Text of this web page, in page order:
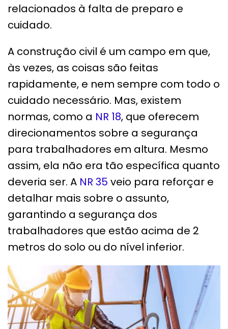
relacionados à falta de preparo e
cuidado.
A construção civil é um campo em que,
às vezes, as coisas são feitas
rapidamente, e nem sempre com todo o
cuidado necessário. Mas, existem
normas, como a NR 18, que oferecem
direcionamentos sobre a segurança
para trabalhadores em altura. Mesmo
assim, ela não era tão específica quanto
deveria ser. A NR 35 veio para reforçar e
detalhar mais sobre o assunto,
garantindo a segurança dos
trabalhadores que estão acima de 2
metros do solo ou do nível inferior.